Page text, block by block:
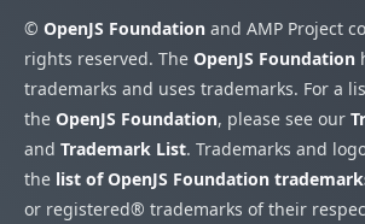
© OpenJS Foundation and AMP Project
rights reserved. The OpenJS Foundation
trademarks and uses trademarks. For a
the OpenJS Foundation, please see our
and Trademark List. Trademarks and
the list of OpenJS Foundation
or registered® trademarks of their